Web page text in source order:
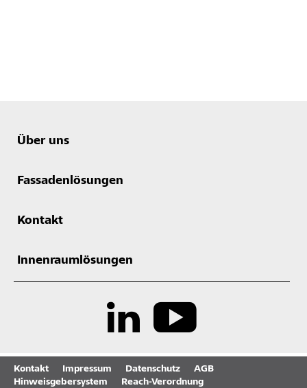
Über uns
Fassadenlösungen
Kontakt
Innenraumlösungen
Kontakt Impressum Datenschutz
AGB
Hinweisgebersystem
Reach-Verordnung